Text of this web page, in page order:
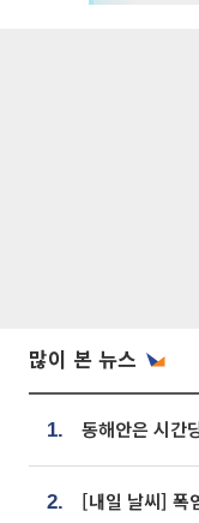
많이 본 뉴스
1.
2.